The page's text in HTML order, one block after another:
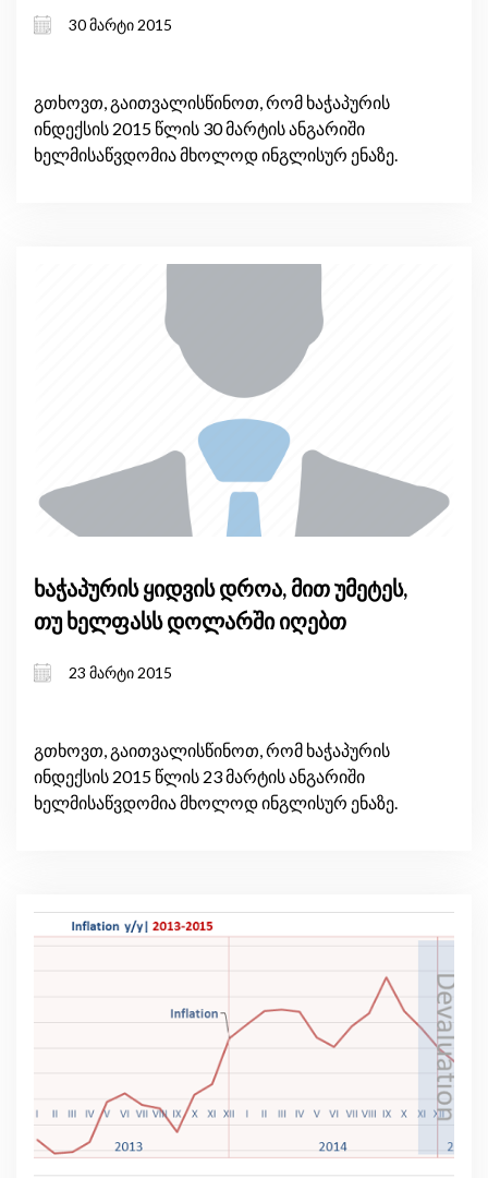
30 მარტი 2015
გთხოვთ, გაითვალისწინოთ, რომ ხაჭაპურის
ინდექსის 2015 წლის 30 მარტის ანგარიში
ხელმისაწვდომია მხოლოდ ინგლისურ ენაზე.
ხაჭაპურის ყიდვის დროა, მით უმეტეს,
თუ ხელფასს დოლარში იღებთ
23 მარტი 2015
გთხოვთ, გაითვალისწინოთ, რომ ხაჭაპურის
ინდექსის 2015 წლის 23 მარტის ანგარიში
ხელმისაწვდომია მხოლოდ ინგლისურ ენაზე.